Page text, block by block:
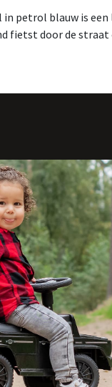
in petrol blauw is
fietst door de
en kunststof. Je